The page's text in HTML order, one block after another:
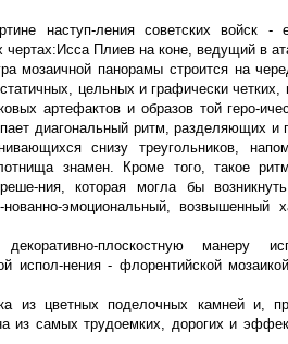
наступ-ления советских войск -
Плиев на коне, ведущий в
мозаичной панорамы строится на
цельных и графически
артефактов и образов той геро-
диагональный ритм, разделяющих и
снизу треугольников,
знамен. Кроме того, такое
ния, которая могла бы
эмоциональный, возвышенный
плоскостную манеру
испол-нения - флорентийской
из цветных поделочных камней и,
из самых трудоемких, дорогих и